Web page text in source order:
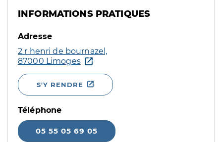
INFORMATIONS PRATIQUES
Adresse
2 r henri de bournazel,
87000 Limoges
S'Y RENDRE
Téléphone
05 55 05 69 05